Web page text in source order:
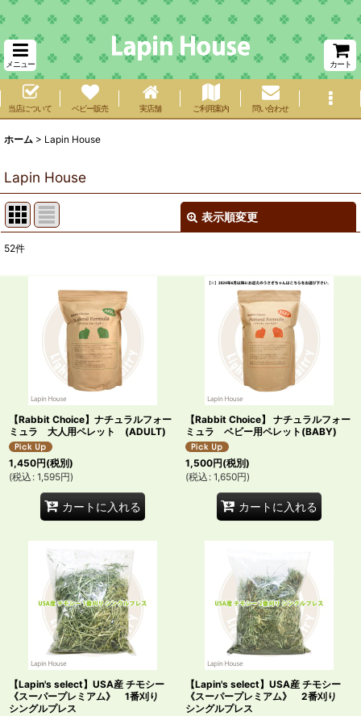
メニュー カート
当店について ベビー販売 実店舗 ご利用案内 問い合わせ
ホーム > Lapin House
Lapin House
表示順変更
在庫あり
絞り込む
52件
【Rabbit Choice】ナチュラルフォー
ミュラ 大人用ペレット (ADULT)
1,450円(税別)
(税込 : 1,595円)
カートに入れる
【Rabbit Choice】 ナチュラルフォー
ミュラ ベビー用ペレット(BABY)
1,500円(税別)
(税込 : 1,650円)
カートに入れる
【Lapin's select】USA産 チモシー
《スーパープレミアム》 1番刈り
シングルプレス
【Lapin's select】USA産 チモシー
《スーパープレミアム》 2番刈り
シングルプレス